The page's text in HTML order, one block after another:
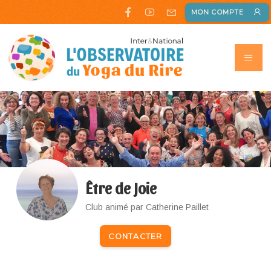
MON COMPTE
Être de Joie
Club animé par Catherine Paillet
CONTACTER